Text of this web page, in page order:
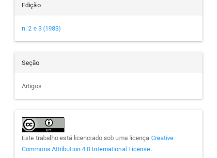
Edição
n. 2 e 3 (1983)
Seção
Artigos
Este trabalho está licenciado sob uma licença Creative
Commons Attribution 4.0 International License.